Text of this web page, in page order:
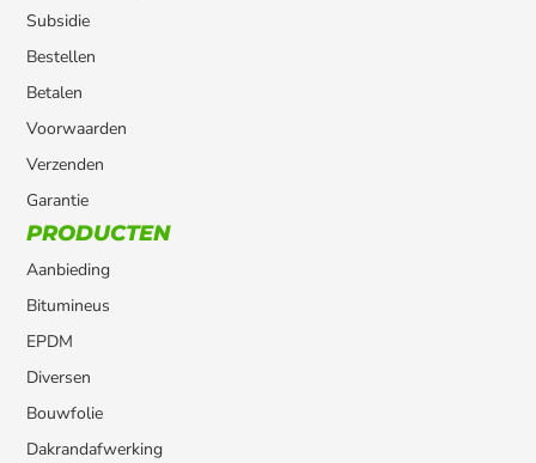
Subsidie
Bestellen
Betalen
Voorwaarden
Verzenden
Garantie
PRODUCTEN
Aanbieding
Bitumineus
EPDM
Diversen
Bouwfolie
Dakrandafwerking